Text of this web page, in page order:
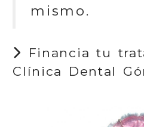
mismo.
Financia tu
Clínica Dental